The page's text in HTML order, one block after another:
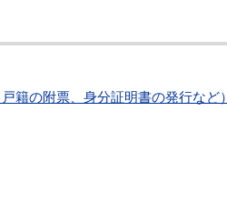
籍の附票、身分証明書の発行など）